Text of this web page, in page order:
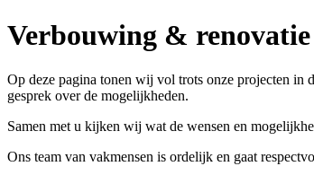
Verbouwing & renovatie
Op deze pagina tonen wij vol trots onze projecten in
gesprek over de mogelijkheden.
Samen met u kijken wij wat de wensen en
Ons team van vakmensen is ordelijk en gaat